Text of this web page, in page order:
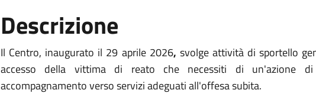
Descrizione
Il Centro, inaugurato il 29 aprile 2026, svolge attività di sportello
accesso della vittima di reato che necessiti di un'azione di
accompagnamento verso servizi adeguati all'offesa subita.